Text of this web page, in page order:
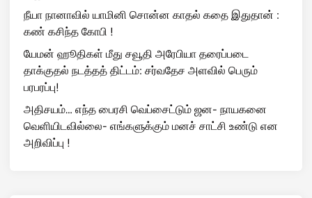
நீயா நானாவில் யாமினி சொன்ன காதல் கதை இதுதான் :
கண் கசிந்த கோபி !
யேமன் ஹூதிகள் மீது சவூதி அரேபியா தரைப்படை
தாக்குதல் நடத்தத் திட்டம்: சர்வதேச அளவில் பெரும்
பரபரப்பு!
அதிசயம்… எந்த பைரசி வெப்சைட்டும் ஜன- நாயகனை
வெளியிடவில்லை- எங்களுக்கும் மனச் சாட்சி உண்டு என
அறிவிப்பு !